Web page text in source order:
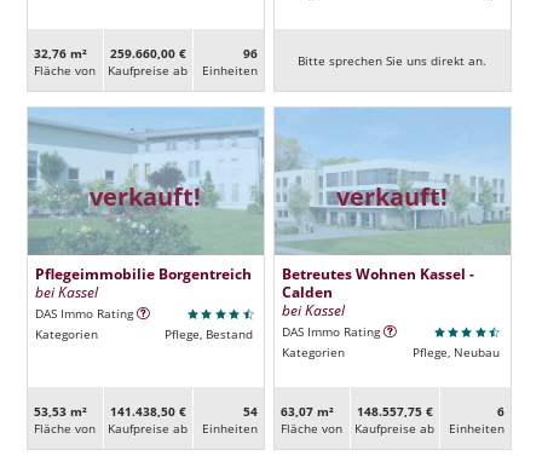
32,76 m²
Fläche von
259.660,00 €
Kaufpreise ab
96
Ein­heiten
Bitte sprechen Sie uns direkt an.
verkauft!
Pflegeimmobilie Borgentreich
bei Kassel
DAS Immo Rating
Kategorien
Pflege, Bestand
53,53 m²
Fläche von
141.438,50 €
Kaufpreise ab
54
Ein­heiten
verkauft!
Betreutes Wohnen Kassel -
Calden
bei Kassel
DAS Immo Rating
Kategorien
Pflege, Neubau
63,07 m²
Fläche von
148.557,75 €
Kaufpreise ab
6
Ein­heiten